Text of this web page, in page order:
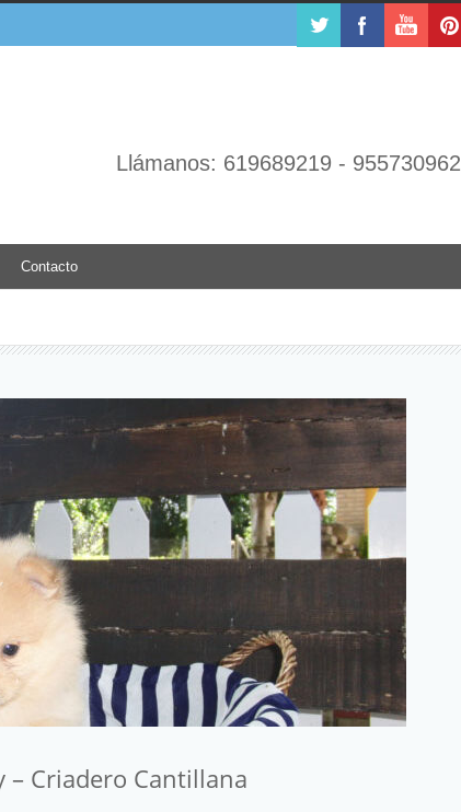
Llámanos: 619689219 - 955730962
Contacto
– Criadero Cantillana